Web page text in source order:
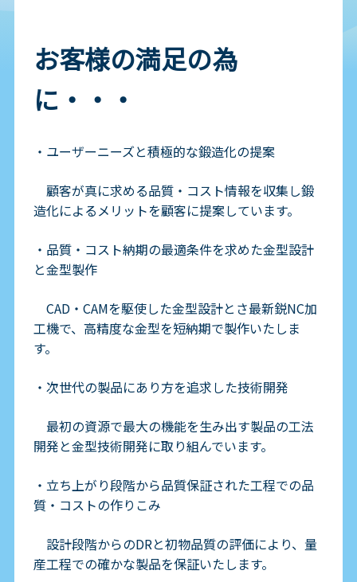
お客様の満足の為
に・・・
・ユーザーニーズと積極的な鍛造化の提案
顧客が真に求める品質・コスト情報を収集し鍛
造化によるメリットを顧客に提案しています。
・品質・コスト納期の最適条件を求めた金型設計
と金型製作
CAD・CAMを駆使した金型設計とさ最新鋭NC加
工機で、高精度な金型を短納期で製作いたしま
す。
・次世代の製品にあり方を追求した技術開発
最初の資源で最大の機能を生み出す製品の工法
開発と金型技術開発に取り組んでいます。
・立ち上がり段階から品質保証された工程での品
質・コストの作りこみ
設計段階からのDRと初物品質の評価により、量
産工程での確かな製品を保証いたします。